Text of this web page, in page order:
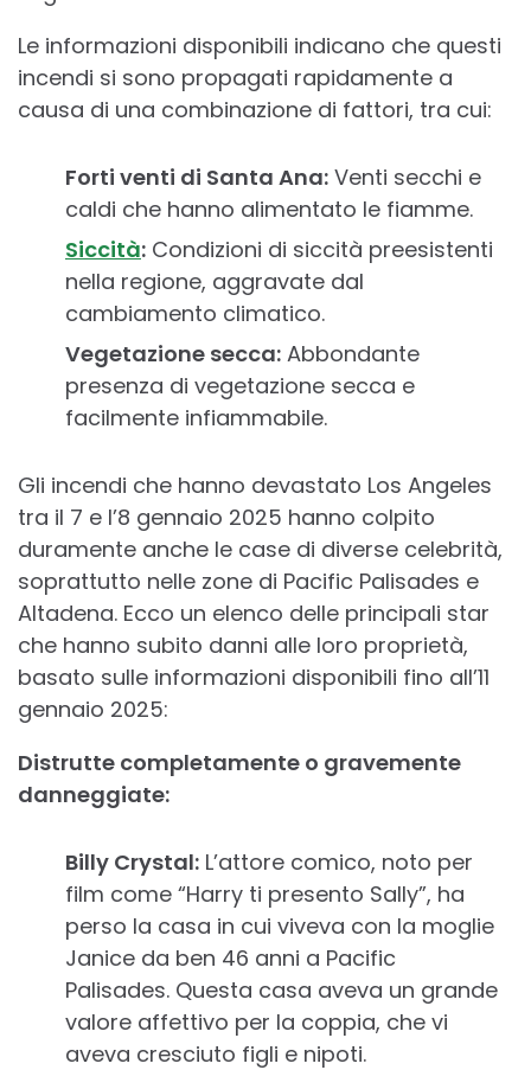
Le informazioni disponibili indicano che questi
incendi si sono propagati rapidamente a
causa di una combinazione di fattori, tra cui:
Forti venti di Santa Ana: Venti secchi e
caldi che hanno alimentato le fiamme.
Siccità: Condizioni di siccità preesistenti
nella regione, aggravate dal
cambiamento climatico.
Vegetazione secca: Abbondante
presenza di vegetazione secca e
facilmente infiammabile.
Gli incendi che hanno devastato Los Angeles
tra il 7 e l’8 gennaio 2025 hanno colpito
duramente anche le case di diverse celebrità,
soprattutto nelle zone di Pacific Palisades e
Altadena. Ecco un elenco delle principali star
che hanno subito danni alle loro proprietà,
basato sulle informazioni disponibili fino all’11
gennaio 2025:
Distrutte completamente o gravemente
danneggiate:
Billy Crystal: L’attore comico, noto per
film come “Harry ti presento Sally”, ha
perso la casa in cui viveva con la moglie
Janice da ben 46 anni a Pacific
Palisades. Questa casa aveva un grande
valore affettivo per la coppia, che vi
aveva cresciuto figli e nipoti.